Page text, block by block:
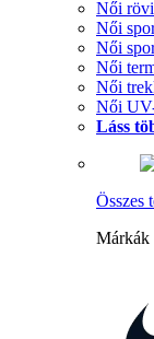
Női
Női
Női
Női
Női
Női
Láss
Összes
Márkák